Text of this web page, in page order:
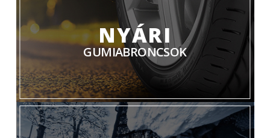
NYÁRI
GUMIABRONCSOK